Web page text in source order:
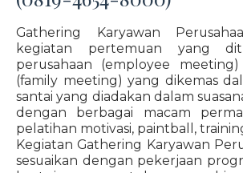
Gathering Karyawan
kegiatan pertemuan yang
perusahaan (employee
(family meeting) yang dikemas
santai yang diadakan dalam
dengan berbagai macam
pelatihan motivasi, paintball,
Kegiatan Gathering Karyawan
sesuaikan dengan pekerjaan